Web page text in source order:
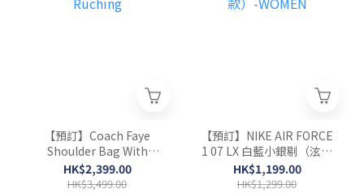
【預訂】Coach Faye
Shoulder Bag With
Ruching
HK$2,399.00
HK$3,499.00
【預訂】NIKE AIR FORCE
1 07 LX 白藍小銀剔（泫雅
款）-WOMEN
HK$1,199.00
HK$1,299.00